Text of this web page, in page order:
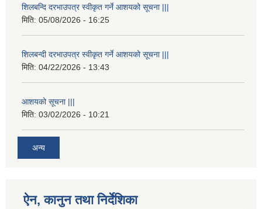
शिलबन्दि दरभाउपत्र स्वीकृत गर्ने आशयको सूचना |||
मिति: 05/08/2026 - 16:25
शिलबन्दी दरभाउपत्र स्वीकृत गर्ने आशयको सूचना |||
मिति: 04/22/2026 - 13:43
आशयको सूचना |||
मिति: 03/02/2026 - 10:21
अन्य
ऐन, कानुन तथा निर्देशिका